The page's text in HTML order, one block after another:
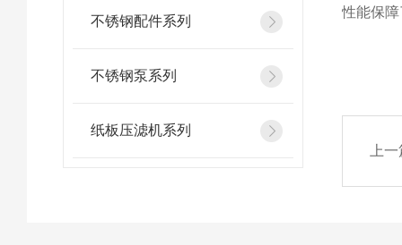
不锈钢配件系列
不锈钢泵系列
纸板压滤机系列
性能保
上